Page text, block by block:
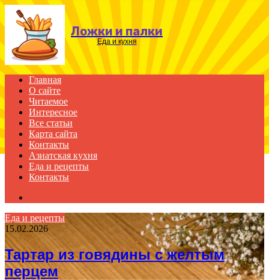
Menu
Ложки и палки
Еда и кухня
Главная
О сайте
Читаемое
Интересное
Все статьи
Карта сайта
Контакты
Азиатская кухня
Еда и рецепты
Контакты
Еда и рецепты
15.02.2026
Тартар из говядины с желтым
перцем